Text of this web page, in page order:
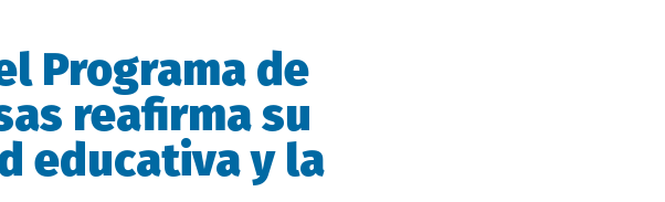
Programa de
reafirma su
educativa y la